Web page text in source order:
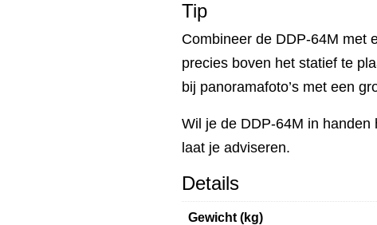
Tip
Combineer de DDP-64M met
precies boven het statief te
bij panoramafoto’s met een
Wil je de DDP-64M in
laat je adviseren.
Details
Gewicht (kg)